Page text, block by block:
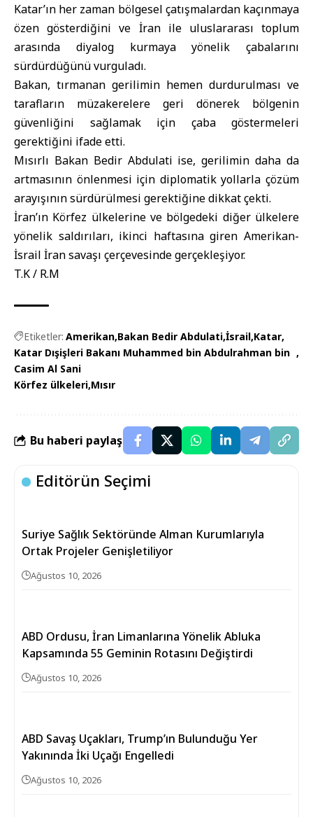
Katar’ın her zaman bölgesel çatışmalardan kaçınmaya
özen gösterdiğini ve İran ile uluslararası toplum
arasında diyalog kurmaya yönelik çabalarını
sürdürdüğünü vurguladı.
Bakan, tırmanan gerilimin hemen durdurulması ve
tarafların müzakerelere geri dönerek bölgenin
güvenliğini sağlamak için çaba göstermeleri
gerektiğini ifade etti.
Mısırlı Bakan Bedir Abdulati ise, gerilimin daha da
artmasının önlenmesi için diplomatik yollarla çözüm
arayışının sürdürülmesi gerektiğine dikkat çekti.
İran’ın Körfez ülkelerine ve bölgedeki diğer ülkelere
yönelik saldırıları, ikinci haftasına giren Amerikan-
İsrail İran savaşı çerçevesinde gerçekleşiyor.
T.K / R.M
Etiketler: Amerikan Bakan Bedir Abdulati İsrail Katar
Katar Dışişleri Bakanı Muhammed bin Abdulrahman bin
Casim Al Sani
Körfez ülkeleri Mısır
Bu haberi paylaş
Editörün Seçimi
Suriye Sağlık Sektöründe Alman Kurumlarıyla
Ortak Projeler Genişletiliyor
Ağustos 10, 2026
ABD Ordusu, İran Limanlarına Yönelik Abluka
Kapsamında 55 Geminin Rotasını Değiştirdi
Ağustos 10, 2026
ABD Savaş Uçakları, Trump’ın Bulunduğu Yer
Yakınında İki Uçağı Engelledi
Ağustos 10, 2026